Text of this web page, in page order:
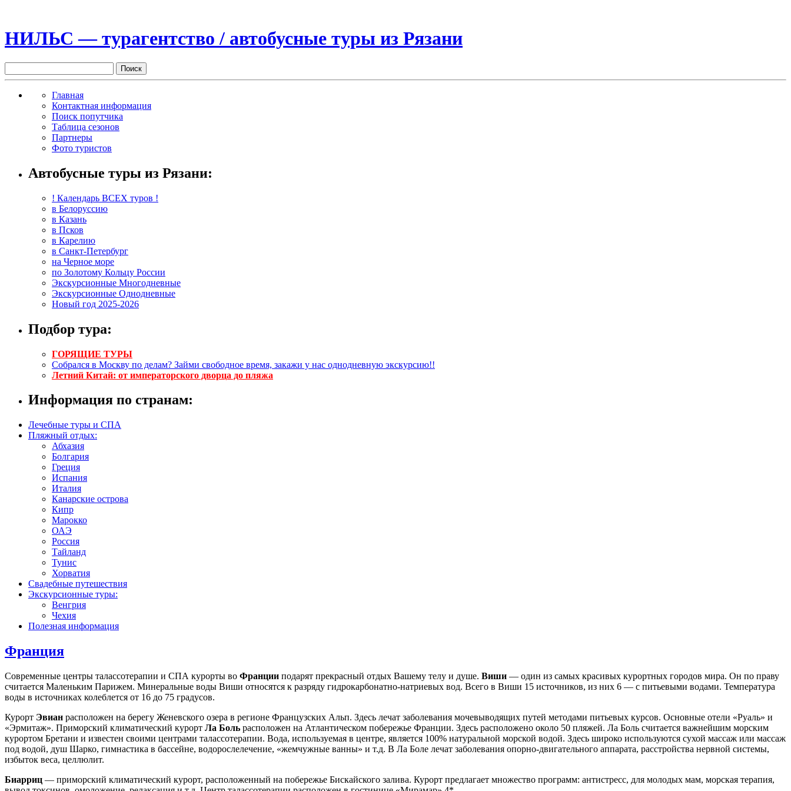
НИЛЬС — турагентство / автобусные туры из Рязани
Главная
Контактная информация
Поиск попутчика
Таблица сезонов
Партнеры
Фото туристов
Автобусные туры из Рязани:
! Календарь ВСЕХ туров !
в Белоруссию
в Казань
в Псков
в Карелию
в Санкт-Петербург
на Черное море
по Золотому Кольцу России
Экскурсионные Многодневные
Экскурсионные Однодневные
Новый год 2025-2026
Подбор тура:
ГОРЯЩИЕ ТУРЫ
Собрался в Москву по делам? Займи свободное время, закажи у нас однодневную экскурсию!!
Летний Китай: от императорского дворца до пляжа
Информация по странам:
Лечебные туры и СПА
Пляжный отдых:
Абхазия
Болгария
Греция
Испания
Италия
Канарские острова
Кипр
Марокко
ОАЭ
Россия
Тайланд
Тунис
Хорватия
Свадебные путешествия
Экскурсионные туры:
Венгрия
Чехия
Полезная информация
Франция
Современные центры талассотерапии и СПА курорты во Франции подарят прекрасный отдых Вашему телу и душе. Виши — один из самых красивых курортных городов мира. Он по праву
считается Маленьким Парижем. Минеральные воды Виши относятся к разряду гидрокарбонатно-натриевых вод. Всего в Виши 15 источников, из них 6 — с питьевыми водами. Температура
воды в источниках колеблется от 16 до 75 градусов.
Курорт Эвиан расположен на берегу Женевского озера в регионе Французских Альп. Здесь лечат заболевания мочевыводящих путей методами питьевых курсов. Основные отели «Руаль» и
«Эрмитаж». Приморский климатический курорт Ла Боль расположен на Атлантическом побережье Франции. Здесь расположено около 50 пляжей. Ла Боль считается важнейшим морским
курортом Бретани и известен своими центрами талассотерапии. Вода, используемая в центре, является 100% натуральной морской водой. Здесь широко используются сухой массаж или массаж
под водой, душ Шарко, гимнастика в бассейне, водорослелечение, «жемчужные ванны» и т.д. В Ла Боле лечат заболевания опорно-двигательного аппарата, расстройства нервной системы,
избыток веса, целлюлит.
Биарриц — приморский климатический курорт, расположенный на побережье Бискайского залива. Курорт предлагает множество программ: антистресс, для молодых мам, морская терапия,